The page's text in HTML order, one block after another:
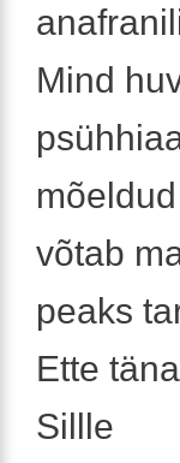
Mind
võtab
peaks
Ette
Sillle